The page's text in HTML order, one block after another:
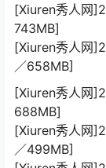
[Xiuren秀人网
743MB]
[Xiuren秀人网
／658MB]
[Xiuren秀人网
688MB]
[Xiuren秀人网
／499MB]